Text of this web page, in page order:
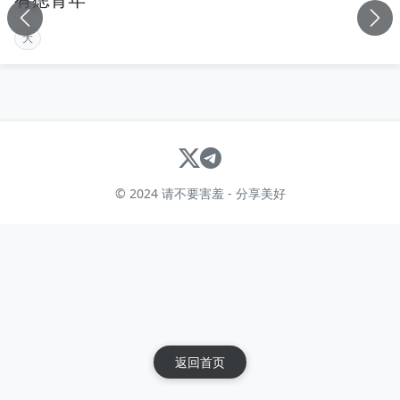
大
返回首页
© 2024 请不要害羞 - 分享美好